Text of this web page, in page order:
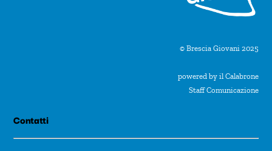
© Brescia Giovani 2025
powered by il Calabrone
Staff Comunicazione
Contatti